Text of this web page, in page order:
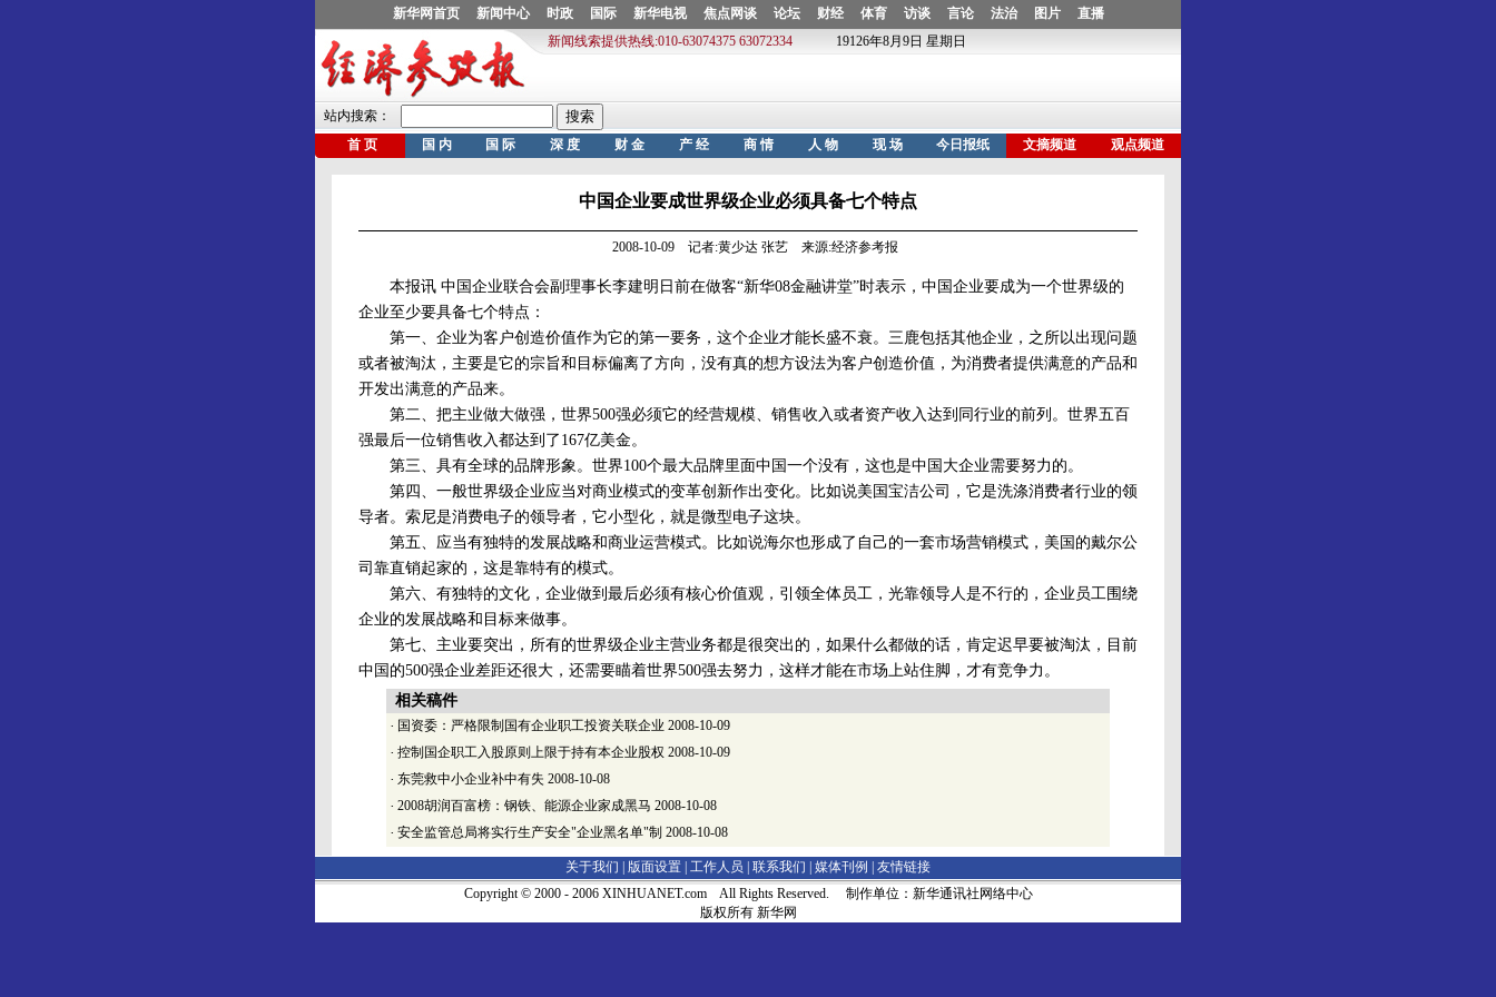
中国企业要成世界级企业必须具备七个特点
2008-10-09 记者:黄少达 张艺 来源:经济参考报
本报讯 中国企业联合会副理事长李建明日前在做客“新华08金融讲堂”时表示，中国企业要成为一个世界级的
企业至少要具备七个特点：
第一、企业为客户创造价值作为它的第一要务，这个企业才能长盛不衰。三鹿包括其他企业，之所以出现问题
或者被淘汰，主要是它的宗旨和目标偏离了方向，没有真的想方设法为客户创造价值，为消费者提供满意的产品和
开发出满意的产品来。
第二、把主业做大做强，世界500强必须它的经营规模、销售收入或者资产收入达到同行业的前列。世界五百
强最后一位销售收入都达到了167亿美金。
第三、具有全球的品牌形象。世界100个最大品牌里面中国一个没有，这也是中国大企业需要努力的。
第四、一般世界级企业应当对商业模式的变革创新作出变化。比如说美国宝洁公司，它是洗涤消费者行业的领
导者。索尼是消费电子的领导者，它小型化，就是微型电子这块。
第五、应当有独特的发展战略和商业运营模式。比如说海尔也形成了自己的一套市场营销模式，美国的戴尔公
司靠直销起家的，这是靠特有的模式。
第六、有独特的文化，企业做到最后必须有核心价值观，引领全体员工，光靠领导人是不行的，企业员工围绕
企业的发展战略和目标来做事。
第七、主业要突出，所有的世界级企业主营业务都是很突出的，如果什么都做的话，肯定迟早要被淘汰，目前
中国的500强企业差距还很大，还需要瞄着世界500强去努力，这样才能在市场上站住脚，才有竞争力。
相关稿件
· 国资委：严格限制国有企业职工投资关联企业 2008-10-09
· 控制国企职工入股原则上限于持有本企业股权 2008-10-09
· 东莞救中小企业补中有失 2008-10-08
· 2008胡润百富榜：钢铁、能源企业家成黑马 2008-10-08
· 安全监管总局将实行生产安全"企业黑名单"制 2008-10-08
关于我们 | 版面设置 工作人员 联系我们 媒体刊例
友情链接
Copyright © 2000 - 2006 XINHUANET.com All Rights Reserved. 制作单位：新华通讯社网络中心
版权所有 新华网